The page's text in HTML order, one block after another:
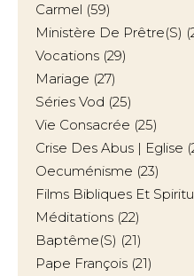
Carmel (59)
Ministère De Prêtre(s)
Vocations (29)
Mariage (27)
Séries Vod (25)
Vie Consacrée (25)
Crise Des Abus | Eglise
Oecuménisme (23)
Films Bibliques Et
Méditations (22)
Baptême(s) (21)
Pape François (21)